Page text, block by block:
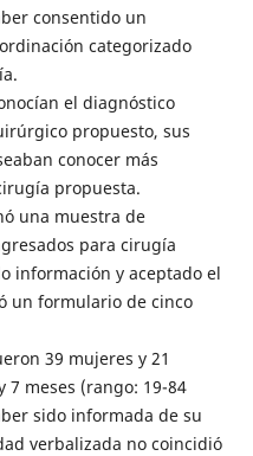
consentido un
categorizado
el diagnóstico
propuesto, sus
conocer más
propuesta.
una muestra de
para cirugía
información y aceptado el
un formulario de cinco
39 mujeres y 21
7 meses (rango: 19-84
sido informada de su
verbalizada no coincidió